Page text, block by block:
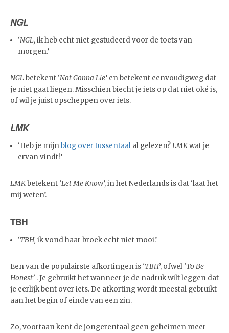
NGL
‘NGL, ik heb echt niet gestudeerd voor de toets van
morgen.’
NGLbetekent ‘Not Gonna Lie’ en betekent eenvoudigweg dat
je niet gaat liegen. Misschien biecht je iets op dat niet oké is,
of wil je juist opscheppen over iets.
LMK
‘Heb je mijnblog over tussentaal al gelezen?LMKwat je
ervan vindt!’
LMKbetekent ‘Let Me Know’, in het Nederlands is dat ‘laat het
mij weten’.
TBH
‘TBH, ik vond haar broek echt niet mooi.’
Een van de populairste afkortingen is ‘TBH’, ofwel ‘To Be
Honest’ . Je gebruikt het wanneer je de nadruk wilt leggen dat
je eerlijk bent over iets. De afkorting wordt meestal gebruikt
aan het begin of einde van een zin.
Zo, voortaan kent de jongerentaal geen geheimen meer